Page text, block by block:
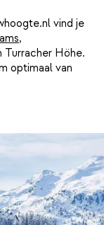
vind je
,
Turracher Höhe.
optimaal van